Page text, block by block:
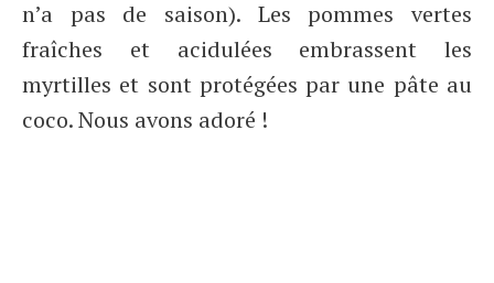
n’a pas de saison). Les pommes vertes
fraîches et acidulées embrassent les
myrtilles et sont protégées par une pâte au
coco. Nous avons adoré !